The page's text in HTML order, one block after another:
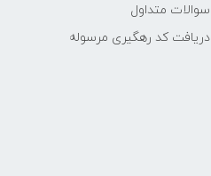
سوالات متداول
دریافت کد رهگیری مرسوله